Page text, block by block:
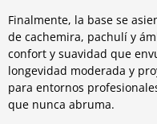
Finalmente, la base se
de cachemira, pachulí y
confort y suavidad que
longevidad moderada y
para entornos
que nunca abruma.